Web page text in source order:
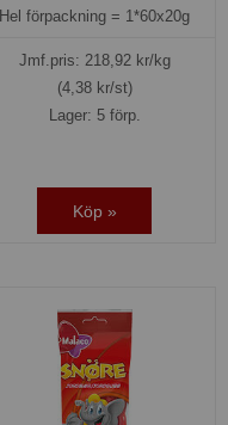
Hel förpackning = 1*60x20g
Jmf.pris: 218,92kr/kg
(4,38 kr/st)
Lager: 5 förp.
Köp »